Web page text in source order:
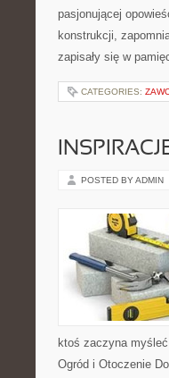
pasjonującej
konstrukcji,
zapisały się w
CATEGORIES:
POSTED BY ADMIN
ktoś zaczyna
Ogród i Otoczenie